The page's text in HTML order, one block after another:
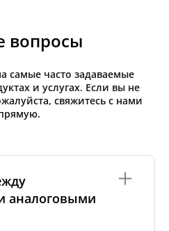
вопросы
самые часто задаваемые
и услугах. Если вы не
свяжитесь с нами
аналоговыми